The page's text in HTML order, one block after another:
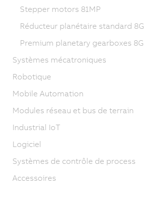
Stepper motors 81MP
Réducteur planétaire standard 8G
Premium planetary gearboxes 8G
Systèmes mécatroniques
Robotique
Mobile Automation
Modules réseau et bus de terrain
Industrial IoT
Logiciel
Systèmes de contrôle de process
Accessoires